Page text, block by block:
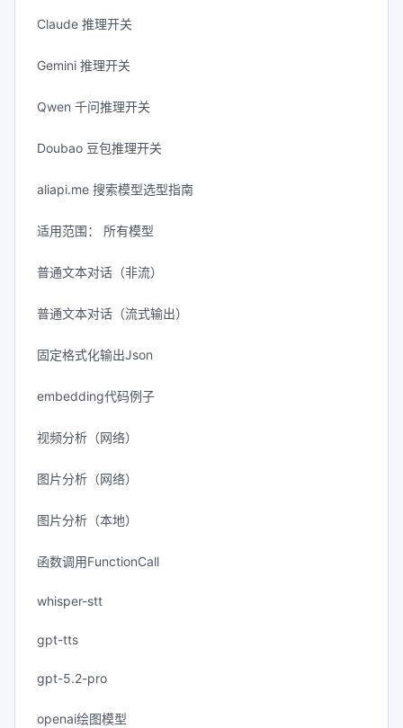
Claude 推理开关
Gemini 推理开关
Qwen 千问推理开关
Doubao 豆包推理开关
aliapi.me 搜索模型选型指南
适用范围： 所有模型
普通文本对话（非流）
普通文本对话（流式输出）
固定格式化输出Json
embedding代码例子
视频分析（网络）
图片分析（网络）
图片分析（本地）
函数调用FunctionCall
whisper-stt
gpt-tts
gpt-5.2-pro
openai绘图模型